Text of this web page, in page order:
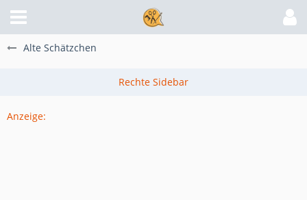
Alte Schätzchen
Anzeige: